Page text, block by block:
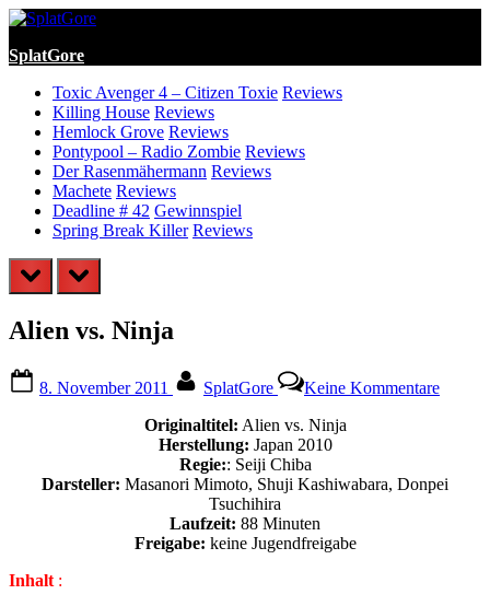
Skip
content
SplatGore
Toxic Avenger 4 – Citizen Toxie Reviews
Killing House Reviews
Hemlock Grove Reviews
Pontypool – Radio Zombie Reviews
Der Rasenmähermann Reviews
Machete Reviews
Deadline # 42 Gewinnspiel
Spring Break Killer Reviews
prev next
Alien vs. Ninja
on
8. November 2011 SplatGore Keine KommentareAlien
Originaltitel: Alien vs. Ninja
Herstellung: Japan 2010
Regie:: Seiji Chiba
Darsteller: Masanori Mimoto, Shuji Kashiwabara, Donpei
Tsuchihira
Laufzeit: 88 Minuten
Freigabe: keine Jugendfreigabe
Inhalt :